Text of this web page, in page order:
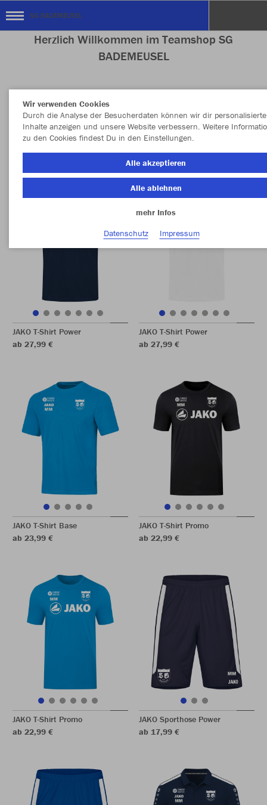
SG BADEMEUSEL
Herzlich Willkommen im Teamshop SG
BADEMEUSEL
Nachhaltig Farbe
JAKO T-Shirt Power
ab 27,99 €
JAKO T-Shirt Power
ab 27,99 €
JAKO T-Shirt Base
ab 23,99 €
JAKO T-Shirt Promo
ab 22,99 €
JAKO T-Shirt Promo
ab 22,99 €
JAKO Sporthose Power
ab 17,99 €
Wir verwenden Cookies
Durch die Analyse der Besucherdaten können wir dir personalisierte
Inhalte anzeigen und unsere Website verbessern. Weitere
zu den Cookies findest Du in den Einstellungen.
Alle akzeptieren
Alle ablehnen
mehr Infos
Datenschutz
Impressum